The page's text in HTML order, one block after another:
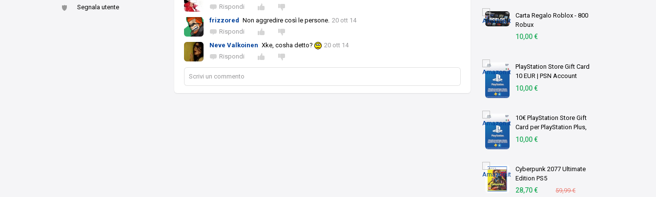
Segnala utente
Carta Regalo Roblox - 800
Robux
10,00 €
PlayStation Store Gift Card
10 EUR | PSN Account
italiano | PS5/PS4 Codice
10,00 €
10€ PlayStation Store Gift
Card per PlayStation Plus,
Account italiano [Codice per
10,00 €
Cyberpunk 2077 Ultimate
Edition PS5
28,70 € 59,99 €
Rispondi
frizzored
Non aggredire così le persone. 20 ott 14
Rispondi
Neve Valkoinen Xke, cosha detto?
20 ott 14
Rispondi
Scrivi un commento